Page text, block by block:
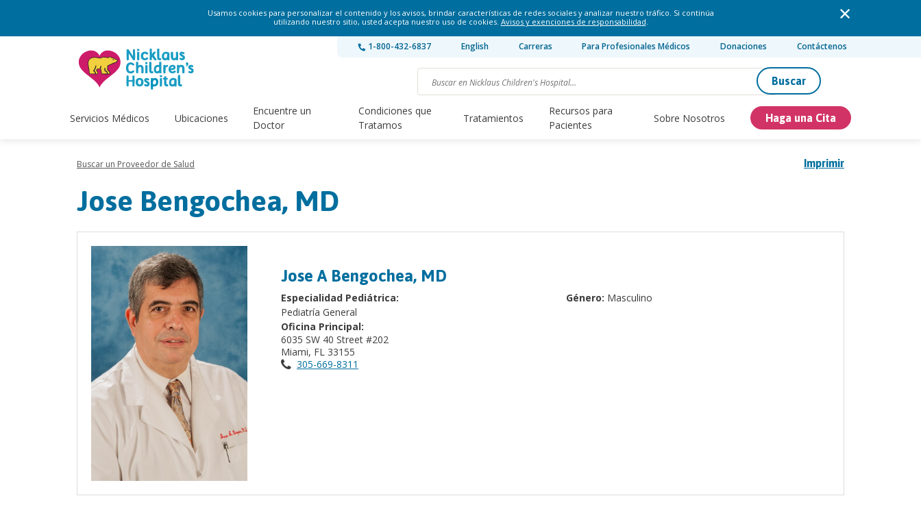
Usamos cookies para personalizar el contenido y los avisos, brindar características de redes sociales y analizar nuestro tráfico. Si continúa
utilizando nuestro sitio, usted acepta nuestro uso de cookies. Avisos y exenciones de responsabilidad.
1-800-432-6837 English Carreras Para Profesionales Médicos Donaciones Contáctenos
Buscar
Servicios Médicos Ubicaciones
Encuentre un
Doctor
Condiciones que
Tratamos
Tratamientos
Recursos para
Pacientes
Sobre Nosotros Haga una Cita
Imprimir
Buscar un Proveedor de Salud
Jose Bengochea, MD
Jose A Bengochea, MD
Especialidad Pediátrica:
Pediatría General
Oficina Principal:
6035 SW 40 Street #202
Miami, FL 33155
305-669-8311
Género: Masculino